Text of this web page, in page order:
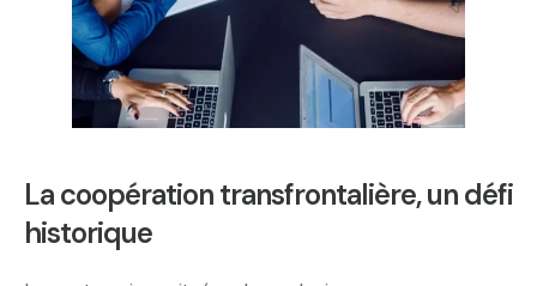
La coopération transfrontalière, un défi
historique